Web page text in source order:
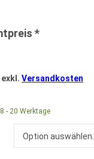
exkl.Versandkosten
8 - 20 Werktage
Option auswählen...